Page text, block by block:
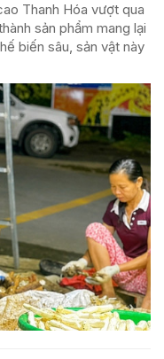
Thanh Hóa vượt qua
sản phẩm mang lại
biến sâu, sản vật này